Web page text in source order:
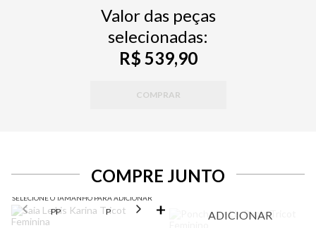
Valor das peças
selecionadas:
R$ 539,90
COMPRAR
COMPRE JUNTO
SELECIONE O TAMANHO PARA ADICIONAR
PP P M G
ADICIONAR